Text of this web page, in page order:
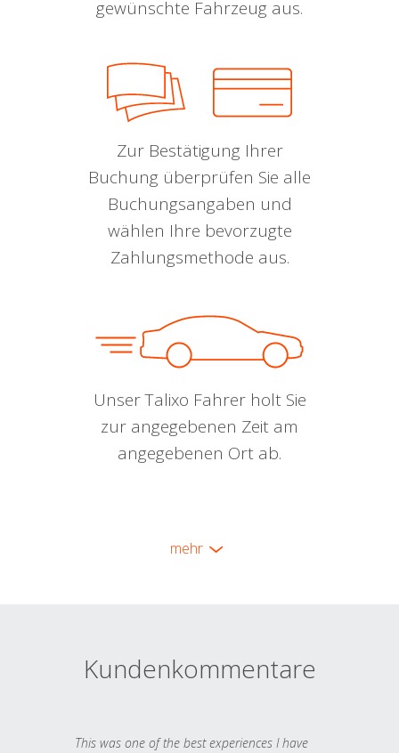
gewünschte Fahrzeug aus.
Zur Bestätigung Ihrer
Buchung überprüfen Sie alle
Buchungsangaben und
wählen Ihre bevorzugte
Zahlungsmethode aus.
Unser Talixo Fahrer holt Sie
zur angegebenen Zeit am
angegebenen Ort ab.
mehr
Kundenkommentare
This was one of the best experiences I have